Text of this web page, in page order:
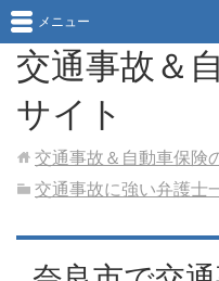
交通事故＆
サイト
メニュー
交通事故＆自動車保険
交通事故に強い弁護士